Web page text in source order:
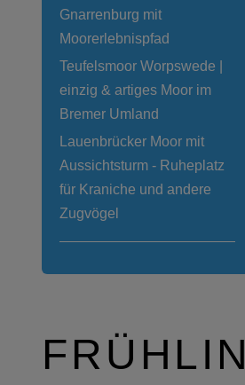
Gnarrenburg mit
Moorerlebnispfad
Teufelsmoor Worpswede |
einzig & artiges Moor im
Bremer Umland
Lauenbrücker Moor mit
Aussichtsturm - Ruheplatz
für Kraniche und andere
Zugvögel